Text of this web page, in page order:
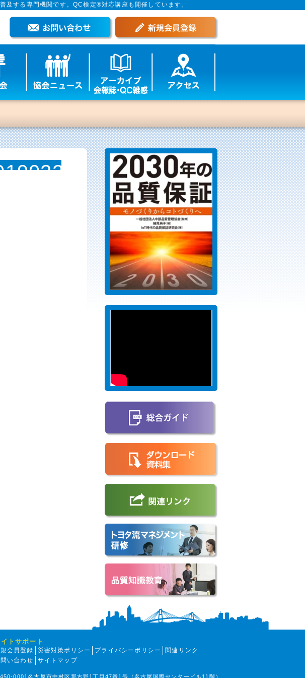
する専門機関です。QC検定®対応講座も開催しています。
トサポート
会員登録 災害対策ポリシー プライバシーポリシー
関連リンク
い合わせ
サイトマップ
0001名古屋市中村区那古野1丁目47番1号（名古屋国際センタービル11階）